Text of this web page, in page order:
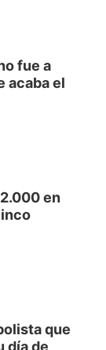
fue a
acaba el
en
que
día de